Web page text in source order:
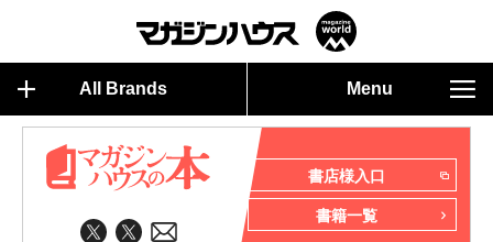
All Brands Menu
書店様入口
書籍一覧